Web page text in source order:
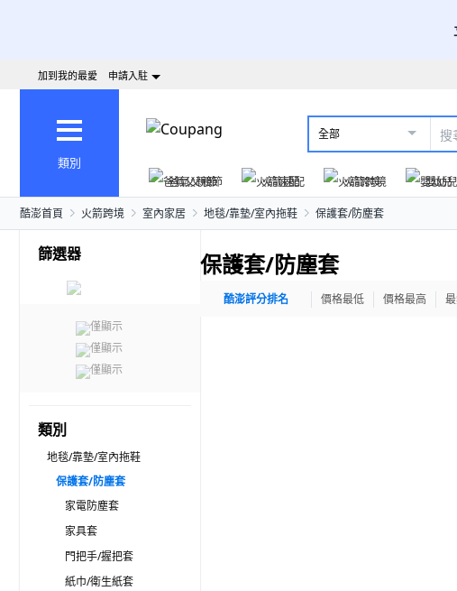
加到我的最愛 申請入駐
類別
全部
爸氣父親節 火箭速配 火箭跨境 嬰幼兒
酷澎首頁 火箭跨境 室內家居 地毯/靠墊/室內拖鞋 保護套/防塵套
篩選器
僅顯示
僅顯示
僅顯示
類別
地毯/靠墊/室內拖鞋
保護套/防塵套
家電防塵套
家具套
門把手/握把套
紙巾/衛生紙套
保護套/防塵套
酷澎評分排名 價格最低 價格最高